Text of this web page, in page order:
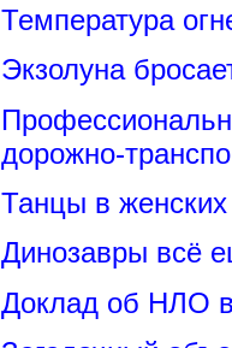
Температура
Экзолуна
дорожно-
Танцы в женских
Динозавры всё
Доклад об НЛО